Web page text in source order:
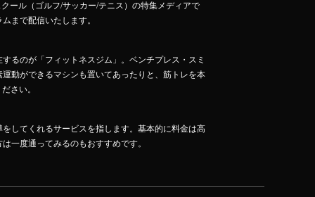
ール（ゴルフ/サッカー/テニス）の特集メディアで
まで配信いたします。
るのが「フィットネスジム」。ベンチプレス・スミ
動ができるマシンも置いてあったりと、筋トレを本
さい。
してくれるサービスを指します。基本的に料金は高
一度通ってみるのもおすすめです。